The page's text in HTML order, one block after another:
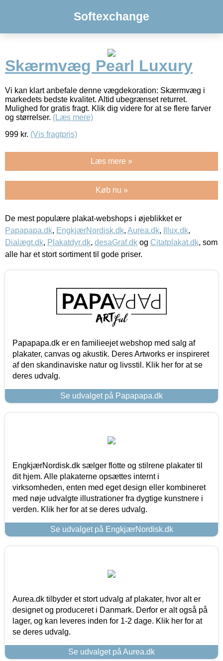
Softexchange
Skærmvæg Pearl Luxury
Vi kan klart anbefale denne vægdekoration: Skærmvæg i
markedets bedste kvalitet. Altid ubegrænset returret.
Mulighed for gratis fragt. Klik dig videre for at se flere farver
og størrelser. (Læs mere)
999 kr. (Vis fragtpris)
Læs mere »
Køb nu »
De mest populære plakat-webshops i øjeblikket er
Papapapa.dk, EngkjærNordisk.dk, Aurea.dk, Illux.dk,
Dialægt.dk, Plakatdyr.dk, desaGraf.dk og Citatplakat.dk, som
alle har et stort sortiment til gode priser.
Papapapa.dk er en familieejet webshop med salg af
plakater, canvas og akustik. Deres Artworks er inspireret
af den skandinaviske natur og livsstil. Klik her for at se
deres udvalg.
Se udvalget på Papapapa.dk
EngkjærNordisk.dk sælger flotte og stilrene plakater til
dit hjem. Alle plakaterne opsættes internt i
virksomheden, enten med eget design eller kombineret
med nøje udvalgte illustrationer fra dygtige kunstnere i
verden. Klik her for at se deres udvalg.
Se udvalget på EngkjærNordisk.dk
Aurea.dk tilbyder et stort udvalg af plakater, hvor alt er
designet og produceret i Danmark. Derfor er alt også på
lager, og kan leveres inden for 1-2 dage. Klik her for at
se deres udvalg.
Se udvalget på Aurea.dk